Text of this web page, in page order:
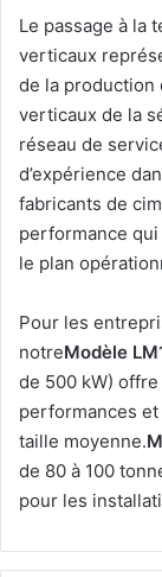
Le passage à la
verticaux
de la production
verticaux de la
réseau de
d’expérience
fabricants de
performance
le plan
Pour les
notreModèle
de 500 kW)
performances
taille moyenne.
de 80 à 100
pour les